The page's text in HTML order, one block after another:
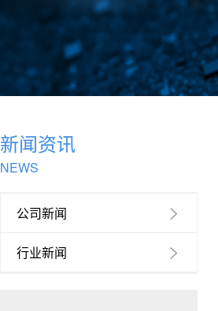
新闻资讯
NEWS
公司新闻 
行业新闻 